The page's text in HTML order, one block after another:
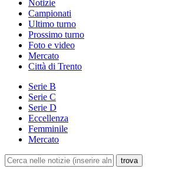
Notizie
Campionati
Ultimo turno
Prossimo turno
Foto e video
Mercato
Città di Trento
Serie B
Serie C
Serie D
Eccellenza
Femminile
Mercato